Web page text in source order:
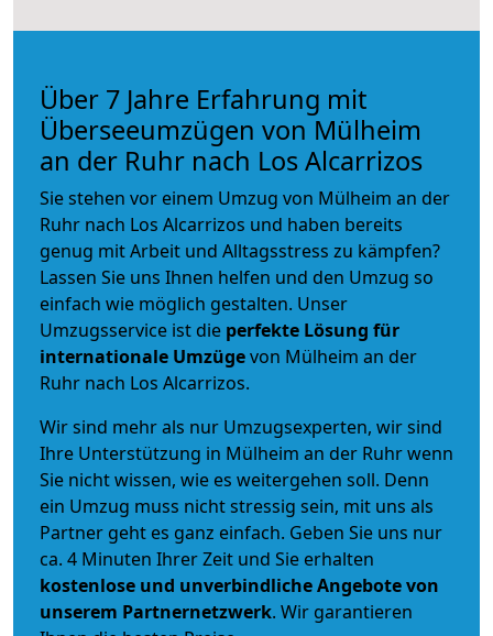
Über 7 Jahre Erfahrung mit
Überseeumzügen von Mülheim
an der Ruhr nach Los Alcarrizos
Sie stehen vor einem Umzug von Mülheim an der
Ruhr nach Los Alcarrizos und haben bereits
genug mit Arbeit und Alltagsstress zu kämpfen?
Lassen Sie uns Ihnen helfen und den Umzug so
einfach wie möglich gestalten. Unser
Umzugsservice ist die perfekte Lösung für
internationale Umzügevon Mülheim an der
Ruhr nach Los Alcarrizos.
Wir sind mehr als nur Umzugsexperten, wir sind
Ihre Unterstützung in Mülheim an der Ruhr wenn
Sie nicht wissen, wie es weitergehen soll. Denn
ein Umzug muss nicht stressig sein, mit uns als
Partner geht es ganz einfach. Geben Sie uns nur
ca. 4 Minuten Ihrer Zeit und Sie erhalten
kostenlose und unverbindlicheAngebote von
unserem Partnernetzwerk. Wir garantieren